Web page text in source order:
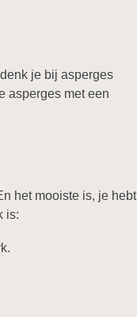
je bij asperges
asperges met een
het mooiste is, je hebt
is: